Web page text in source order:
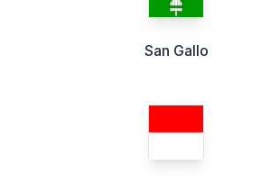
San Gallo